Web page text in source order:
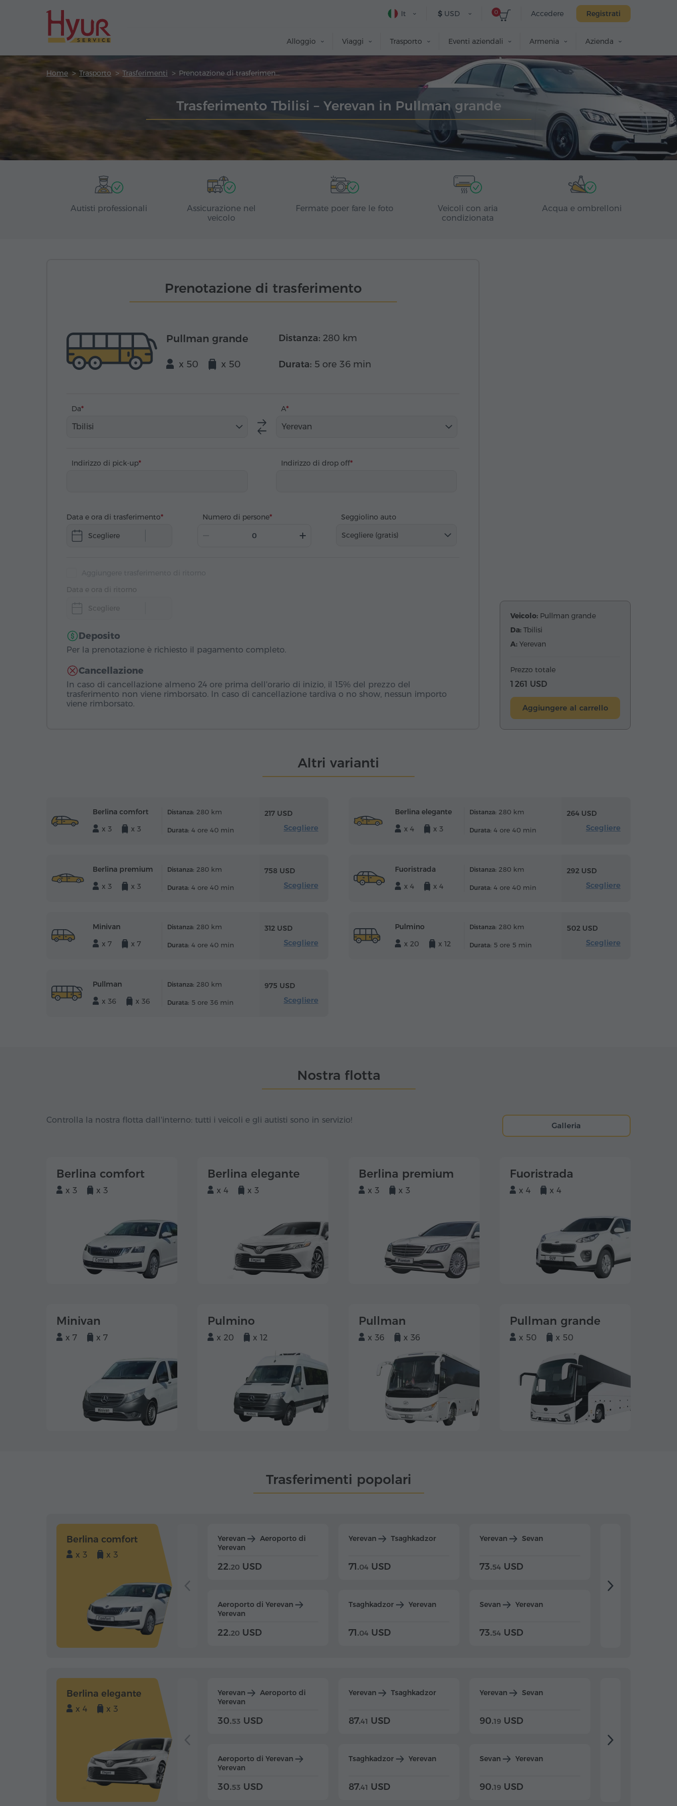
Accedere Registrati
0
$ USD
It
Alloggio Viaggi Trasporto Eventi aziendali Armenia Azienda
Home Trasporto Trasferimenti Prenotazione di trasferimento
Trasferimento Tbilisi – Yerevan in Pullman grande
Autisti professionali
Assicurazione nel
veicolo
Fermate poer fare le foto
Veicoli con aria
condizionata
Acqua e ombrelloni
Prenotazione di trasferimento
Pullman grande
x 50 x 50
Distanza: 280 km
Durata: 5 ore 36 min
Da
Tbilisi
A
Yerevan
Indirizzo di pick-up Indirizzo di drop off
Data e ora di trasferimento
Scegliere
Numero di persone
Seggiolino auto
Scegliere (gratis)
Data e ora di ritorno
Scegliere
Deposito
Per la prenotazione è richiesto il pagamento completo.
Cancellazione
In caso di cancellazione almeno 24 ore prima dell'orario di inizio, il 15% del prezzo del
trasferimento non viene rimborsato. In caso di cancellazione tardiva o no show, nessun importo
viene rimborsato.
Veicolo: Pullman grande
Da: Tbilisi
A: Yerevan
Prezzo totale
1 261 USD
Aggiungere al carrello
Altri varianti
Berlina comfort
x 3
x 3
Distanza: 280 km
Durata: 4 ore 40 min
217 USD
Scegliere
Berlina elegante
x 4
x 3
Distanza: 280 km
Durata: 4 ore 40 min
264 USD
Scegliere
Berlina premium
x 3
x 3
Distanza: 280 km
Durata: 4 ore 40 min
758 USD
Scegliere
Fuoristrada
x 4
x 4
Distanza: 280 km
Durata: 4 ore 40 min
292 USD
Scegliere
Minivan
x 7
x 7
Distanza: 280 km
Durata: 4 ore 40 min
312 USD
Scegliere
Pulmino
x 20
x 12
Distanza: 280 km
Durata: 5 ore 5 min
502 USD
Scegliere
Pullman
x 36
x 36
Distanza: 280 km
Durata: 5 ore 36 min
975 USD
Scegliere
Nostra flotta
Controlla la nostra flotta dall'interno: tutti i veicoli e gli autisti sono in servizio!
Galleria
Berlina comfort
x 3 x 3
Berlina elegante
x 4 x 3
Berlina premium
x 3 x 3
Fuoristrada
x 4 x 4
Minivan
x 7 x 7
Pulmino
x 20 x 12
Pullman
x 36 x 36
Pullman grande
x 50 x 50
Trasferimenti popolari
Berlina comfort
x 3 x 3
Yerevan
Aeroporto di
Yerevan
22.20 USD
Aeroporto di Yerevan
Yerevan
22.20 USD
Yerevan Tsaghkadzor
71.04 USD
Tsaghkadzor Yerevan
71.04 USD
Yerevan Sevan
73.54 USD
Sevan Yerevan
73.54 USD
Berlina elegante
x 4 x 3
Yerevan
Aeroporto di
Yerevan
30.53 USD
Aeroporto di Yerevan
Yerevan
30.53 USD
Yerevan Tsaghkadzor
87.41 USD
Tsaghkadzor Yerevan
87.41 USD
Yerevan Sevan
90.19 USD
Sevan Yerevan
90.19 USD